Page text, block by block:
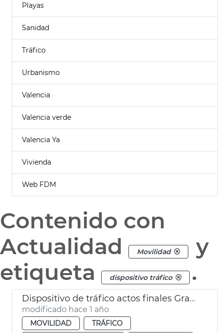
Playas
Sanidad
Tráfico
Urbanismo
Valencia
Valencia verde
Valencia Ya
Vivienda
Web FDM
Contenido con
Actualidad
Movilidad
y
etiqueta
dispositivo tráfico .
Dispositivo de tráfico actos finales Gran Fira
modificado hace 1 año
MOVILIDAD
TRÁFICO